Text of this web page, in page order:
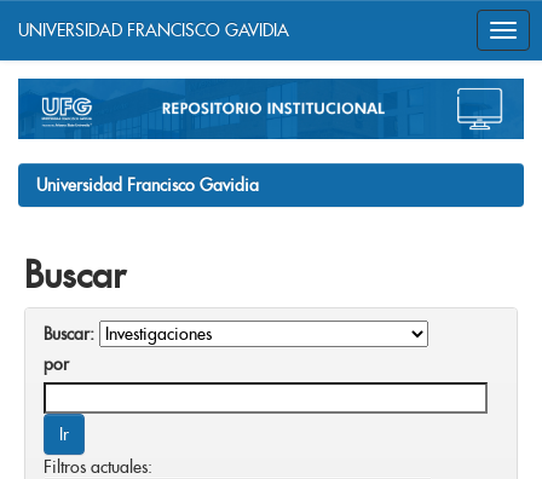
navigation
UNIVERSIDAD FRANCISCO GAVIDIA
Universidad Francisco Gavidia
Buscar
Buscar:
por
Filtros actuales: